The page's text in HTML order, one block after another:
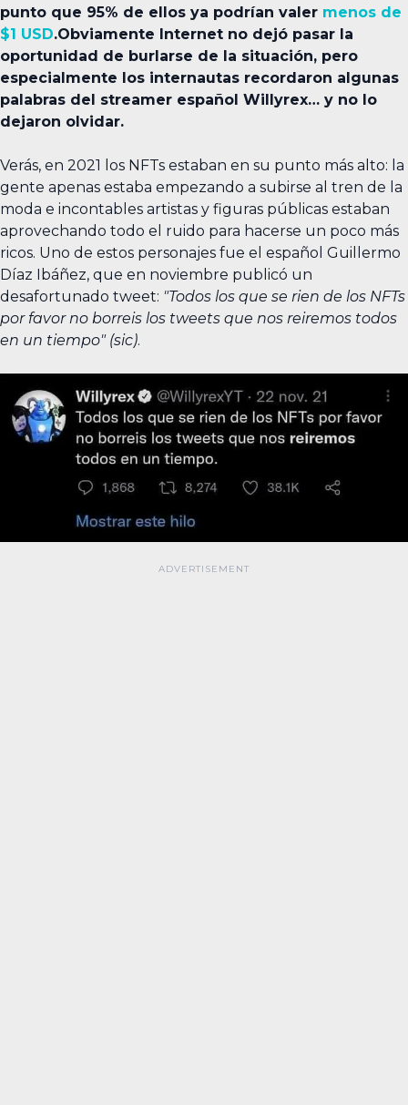
punto que 95% de ellos ya podrían valer menos de
$1 USD.Obviamente Internet no dejó pasar la
oportunidad de burlarse de la situación, pero
especialmente los internautas recordaron algunas
palabras del streamer español Willyrex… y no lo
dejaron olvidar.
Verás, en 2021 los NFTs estaban en su punto más alto: la
gente apenas estaba empezando a subirse al tren de la
moda e incontables artistas y figuras públicas estaban
aprovechando todo el ruido para hacerse un poco más
ricos. Uno de estos personajes fue el español Guillermo
Díaz Ibáñez, que en noviembre publicó un
desafortunado tweet: "Todos los que se rien de los NFTs
por favor no borreis los tweets que nos reiremos todos
en un tiempo" (sic).